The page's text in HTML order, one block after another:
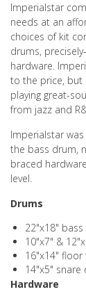
Imperialstar
needs at an
choices of kit
drums,
hardware.
to the price, but
playing great-
from jazz and
Imperialstar
the bass drum,
braced
level.
Drums
22"x18"
10"x7" &
16"x14" floor
14"x5" snare
Hardware